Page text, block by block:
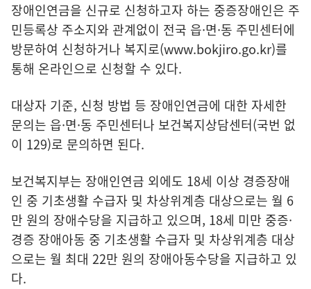
장애인연금을 신규로 신청하고자 하는 중증장애인은 주
민등록상 주소지와 관계없이 전국 읍·면·동 주민센터에
방문하여 신청하거나 복지로(www.bokjiro.go.kr)를
통해 온라인으로 신청할 수 있다.
대상자 기준, 신청 방법 등 장애인연금에 대한 자세한
문의는 읍·면·동 주민센터나 보건복지상담센터(국번 없
이 129)로 문의하면 된다.
보건복지부는 장애인연금 외에도 18세 이상 경증장애
인 중 기초생활 수급자 및 차상위계층 대상으로는 월 6
만 원의 장애수당을 지급하고 있으며, 18세 미만 중증·
경증 장애아동 중 기초생활 수급자 및 차상위계층 대상
으로는 월 최대 22만 원의 장애아동수당을 지급하고 있
다.